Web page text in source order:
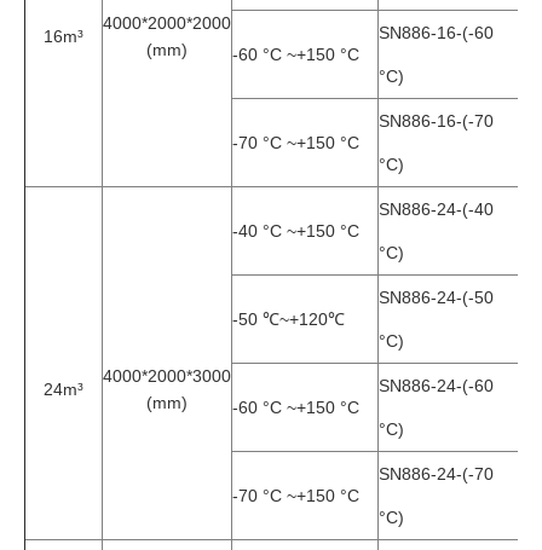
16m³
4000*2000*2000
(mm)
-60 °C ~+150 °C
SN886-16-(-60
°C)
-70 °C ~+150 °C
SN886-16-(-70
°C)
24m³
4000*2000*3000
(mm)
-40 °C ~+150 °C
SN886-24-(-40
°C)
-50 ℃~+120℃
SN886-24-(-50
°C)
-60 °C ~+150 °C
SN886-24-(-60
°C)
-70 °C ~+150 °C
SN886-24-(-70
°C)